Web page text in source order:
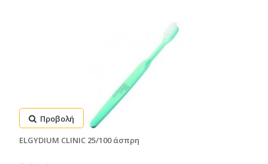
Προβολή
ELGYDIUM CLINIC 25/100 άσπρη